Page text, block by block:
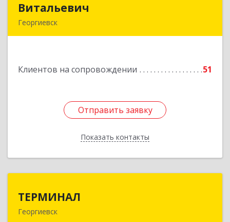
Витальевич
Георгиевск
Клиентов на сопровождении 51
Отправить заявку
Показать контакты
Отправить заявку
Назад
ТЕРМИНАЛ
Георгиевск
357820, Ставропольский край, Георгиевск г,